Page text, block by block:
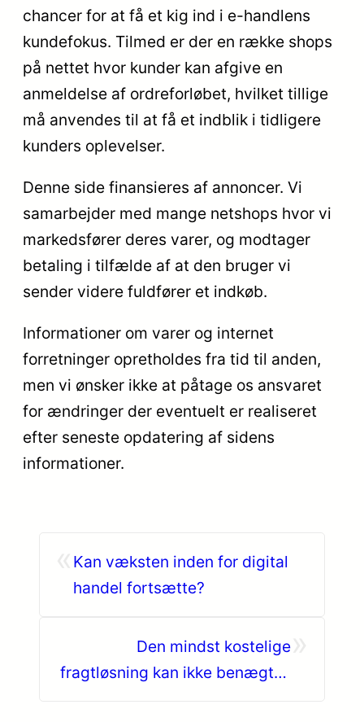
chancer for at få et kig ind i e-handlens
kundefokus. Tilmed er der en række shops
på nettet hvor kunder kan afgive en
anmeldelse af ordreforløbet, hvilket tillige
må anvendes til at få et indblik i tidligere
kunders oplevelser.
Denne side finansieres af annoncer. Vi
samarbejder med mange netshops hvor vi
markedsfører deres varer, og modtager
betaling i tilfælde af at den bruger vi
sender videre fuldfører et indkøb.
Informationer om varer og internet
forretninger opretholdes fra tid til anden,
men vi ønsker ikke at påtage os ansvaret
for ændringer der eventuelt er realiseret
efter seneste opdatering af sidens
informationer.
Kan væksten inden for digital
handel fortsætte?
Den mindst kostelige
fragtløsning kan ikke benægtes